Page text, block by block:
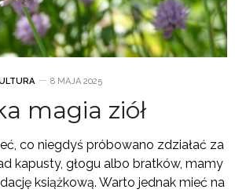
8 MAJA 2025
magia ziół
co niegdyś próbowano zdziałać za
kapusty, głogu albo bratków, mamy
książkową. Warto jednak mieć na